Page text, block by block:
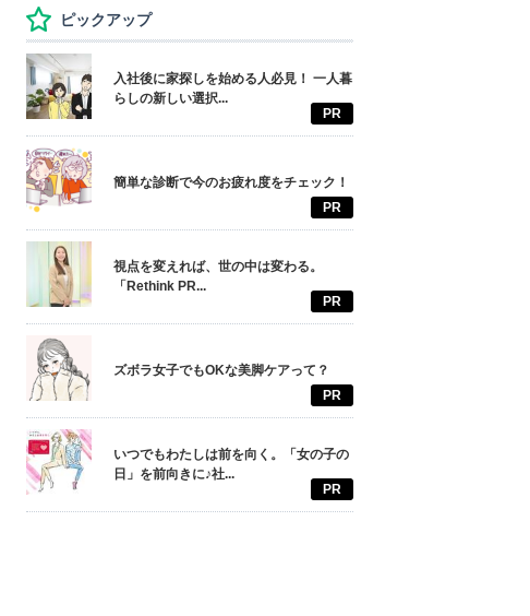
ピックアップ
入社後に家探しを始める人必見！ 一人暮
らしの新しい選択...
PR
簡単な診断で今のお疲れ度をチェック！
PR
視点を変えれば、世の中は変わる。
「Rethink PR...
PR
ズボラ女子でもOKな美脚ケアって？
PR
いつでもわたしは前を向く。「女の子の
日」を前向きに♪社...
PR